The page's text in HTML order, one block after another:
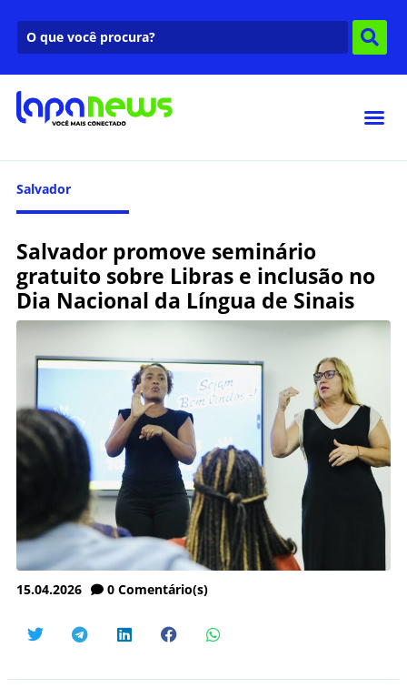
Salvador
Salvador promove seminário
gratuito sobre Libras e inclusão no
Dia Nacional da Língua de Sinais
15.04.2026 0 Comentário(s)